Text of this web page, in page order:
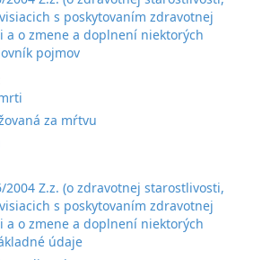
s poskytovaním zdravotnej
a o zmene a doplnení niektorých
pojmov
za mŕtvu
2004 Z.z. (o zdravotnej starostlivosti,
s poskytovaním zdravotnej
a o zmene a doplnení niektorých
údaje